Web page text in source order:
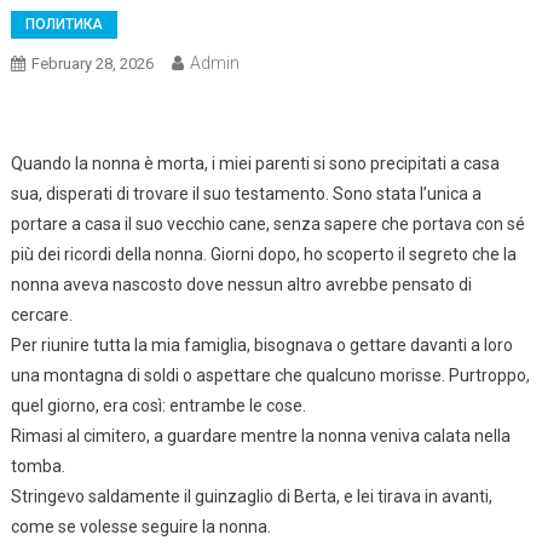
ПОЛИТИКА
February 28, 2026 Admin
Quando la nonna è morta, i miei parenti si sono precipitati a casa
sua, disperati di trovare il suo testamento. Sono stata l’unica a
portare a casa il suo vecchio cane, senza sapere che portava con sé
più dei ricordi della nonna. Giorni dopo, ho scoperto il segreto che la
nonna aveva nascosto dove nessun altro avrebbe pensato di
cercare.
Per riunire tutta la mia famiglia, bisognava o gettare davanti a loro
una montagna di soldi o aspettare che qualcuno morisse. Purtroppo,
quel giorno, era così: entrambe le cose.
Rimasi al cimitero, a guardare mentre la nonna veniva calata nella
tomba.
Stringevo saldamente il guinzaglio di Berta, e lei tirava in avanti,
come se volesse seguire la nonna.